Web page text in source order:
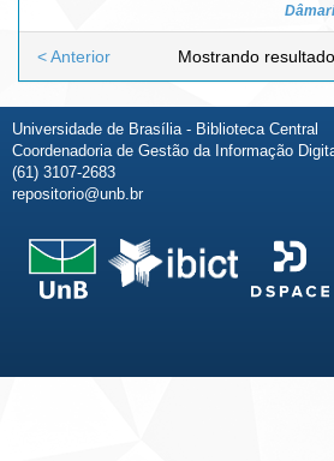
Mostrando
< Anterior
Universidade de Brasília - Biblioteca Central
Coordenadoria de Gestão da Informação
(61) 3107-2683
repositorio@unb.br